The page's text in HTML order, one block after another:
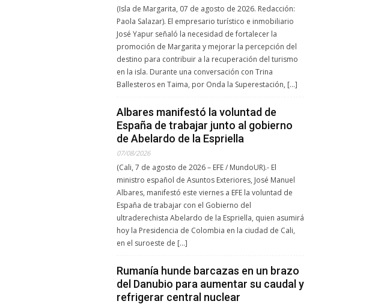
(Isla de Margarita, 07 de agosto de 2026. Redacción:
Paola Salazar). El empresario turístico e inmobiliario
José Yapur señaló la necesidad de fortalecer la
promoción de Margarita y mejorar la percepción del
destino para contribuir a la recuperación del turismo
en la isla. Durante una conversación con Trina
Ballesteros en Taima, por Onda la Superestación, […]
Albares manifestó la voluntad de
España de trabajar junto al gobierno
de Abelardo de la Espriella
07/08/2026
(Cali, 7 de agosto de 2026 – EFE / MundoUR).- El
ministro español de Asuntos Exteriores, José Manuel
Albares, manifestó este viernes a EFE la voluntad de
España de trabajar con el Gobierno del
ultraderechista Abelardo de la Espriella, quien asumirá
hoy la Presidencia de Colombia en la ciudad de Cali,
en el suroeste de […]
Rumanía hunde barcazas en un brazo
del Danubio para aumentar su caudal y
refrigerar central nuclear